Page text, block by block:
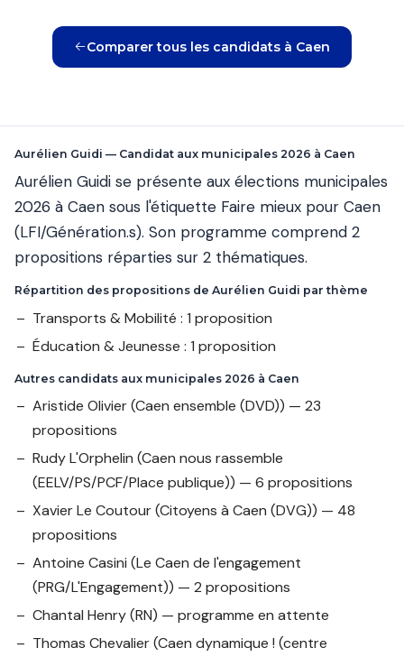
Comparer tous les candidats à Caen
Aurélien Guidi — Candidat aux municipales 2026 à Caen
Aurélien Guidi se présente aux élections municipales
2026 à Caen sous l'étiquette Faire mieux pour Caen
(LFI/Génération.s). Son programme comprend 2
propositions réparties sur 2 thématiques.
Répartition des propositions de Aurélien Guidi par thème
Transports & Mobilité : 1 proposition
Éducation & Jeunesse : 1 proposition
Autres candidats aux municipales 2026 à Caen
Aristide Olivier(Caen ensemble (DVD)) — 23
propositions
Rudy L'Orphelin (Caen nous rassemble
(EELV/PS/PCF/Place publique)) — 6 propositions
Xavier Le Coutour(Citoyens à Caen (DVG)) — 48
propositions
Antoine Casini (Le Caen de l'engagement
(PRG/L'Engagement)) — 2 propositions
Chantal Henry(RN) — programme en attente
Thomas Chevalier(Caen dynamique ! (centre